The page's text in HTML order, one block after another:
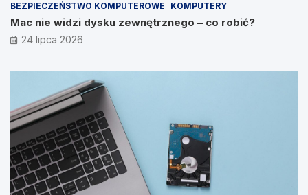
BEZPIECZEŃSTWO KOMPUTEROWE KOMPUTERY
Mac nie widzi dysku zewnętrznego – co robić?
24 lipca 2026